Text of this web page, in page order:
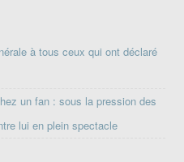
à tous ceux qui ont déclaré
un fan : sous la pression des
lui en plein spectacle